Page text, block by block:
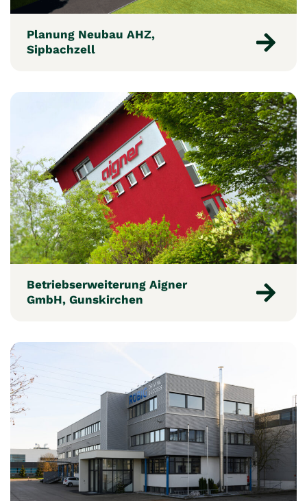
Planung Neubau AHZ,
Sipbachzell
Betriebserweiterung Aigner
GmbH, Gunskirchen